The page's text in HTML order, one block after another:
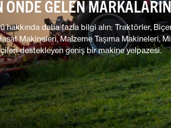
ÖNDE GELEN
hakkında daha fazla bilgi alın: Traktörler,
Makineleri, Malzeme Taşıma Makineleri,
destekleyen geniş bir makine yelpazesi.